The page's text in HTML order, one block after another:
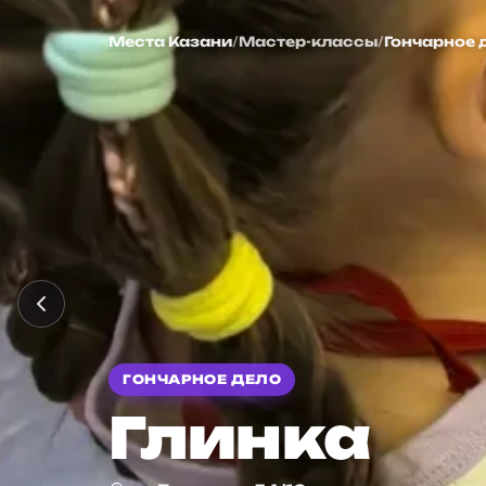
Глинка
МестаКазани/Мастер-классы/Гончарное
ГОНЧАРНОЕ ДЕЛО
Глинка